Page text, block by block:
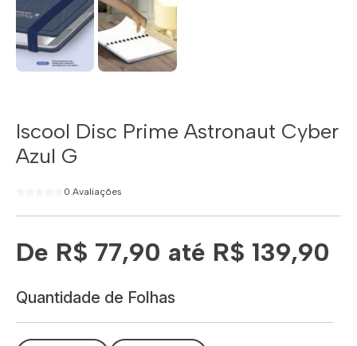
Iscool Disc Prime Astronaut Cyber
Azul G
0 Avaliações
De R$ 77,90 até R$ 139,90
Quantidade de Folhas